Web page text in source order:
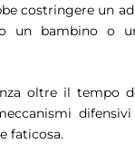
costringere un
un bambino o
oltre il tempo
faticosa.